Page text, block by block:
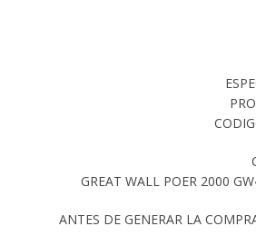
GREAT WALL POER 2000
ANTES DE GENERAR LA